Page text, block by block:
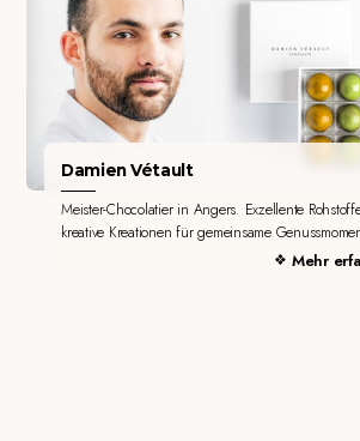
Damien Vétault
Meister-Chocolatier in Angers. Exzellente
kreative Kreationen für gemeinsame
Mehr